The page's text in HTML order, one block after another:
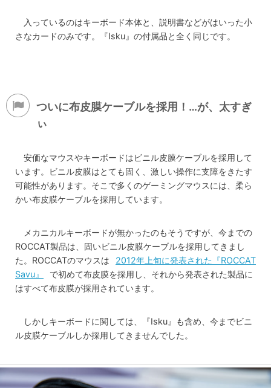
入っているのはキーボード本体と、説明書などがはいった小
さなカードのみです。『Isku』の付属品と全く同じです。
ついに布皮膜ケーブルを採用！…が、太すぎ
ぃ
安価なマウスやキーボードはビニル皮膜ケーブルを採用して
います。ビニル皮膜はとても固く、激しい操作に支障をきたす
可能性があります。そこで多くのゲーミングマウスには、柔ら
かい布皮膜ケーブルを採用しています。
メカニカルキーボードが無かったのもそうですが、今までの
ROCCAT製品は、固いビニル皮膜ケーブルを採用してきまし
た。ROCCATのマウスは
2012年上旬に発表された『ROCCAT
Savu』
で初めて布皮膜を採用し、それから発表された製品に
はすべて布皮膜が採用されています。
しかしキーボードに関しては、『Isku』も含め、今までビニ
ル皮膜ケーブルしか採用してきませんでした。